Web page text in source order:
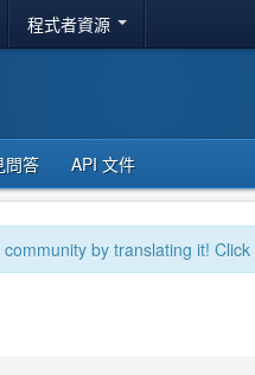
程式者資源
問答 API 文件
by translating it! Click